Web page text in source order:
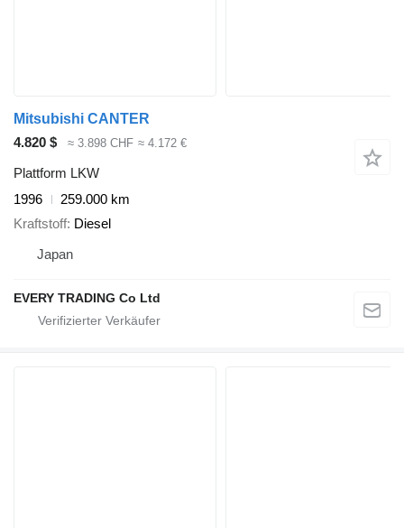
Mitsubishi CANTER
4.820 $
≈ 3.898 CHF ≈ 4.172 €
Plattform LKW
1996
259.000 km
Kraftstoff Diesel
Japan
EVERY TRADING Co Ltd